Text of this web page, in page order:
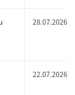
28.07.2026
22.07.2026